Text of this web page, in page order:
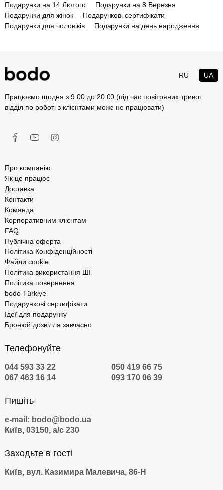
Подарунки на 14 Лютого
Подарунки на 8 Березня
Подарунки для жінок
Подарункові сертифікати
Подарунки для чоловіків
Подарунки на день народження
RU UA
Працюємо щодня з 9:00 до 20:00 (під час повітряних тривог
відділ по роботі з клієнтами може не працювати)
Про компанію
Як це працює
Доставка
Контакти
Команда
Корпоративним клієнтам
FAQ
Публічна оферта
Політика Конфіденційності
Файли cookie
Політика використання ШІ
Політика повернення
bodo Türkiye
Подарункові сертифікати
Ідеї для подарунку
Бронюй дозвілля завчасно
Телефонуйте
044 593 33 22
050 419 66 75
067 463 16 14
093 170 06 39
Пишіть
e-mail: bodo@bodo.ua
Київ, 03150, а/с 230
Заходьте в гості
Київ, вул. Казимира Малевича, 86-Н